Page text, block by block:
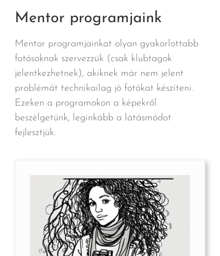
Mentor programjaink
Mentor programjainkat olyan gyakorlottabb
fotósoknak szervezzük (csak klubtagok
jelentkezhetnek), akiknek már nem jelent
problémát technikailag jó fotókat készíteni.
Ezeken a programokon a képekről
beszélgetünk, leginkább a látásmódot
fejlesztjük.